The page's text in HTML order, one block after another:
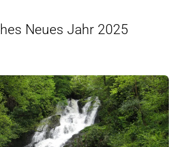
Neues Jahr 2025